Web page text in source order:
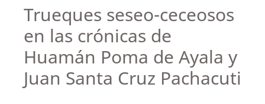
Trueques seseo-ceceosos
en las crónicas de
Huamán Poma de Ayala y
Juan Santa Cruz Pachacuti